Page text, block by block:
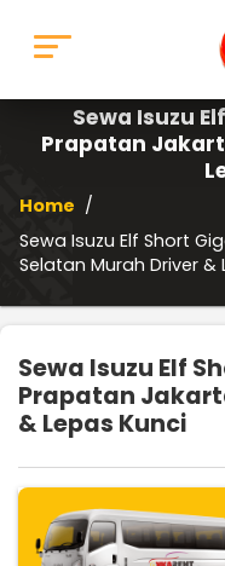
Sewa Isuzu
Prapatan
Home /
Sewa Isuzu Elf Short
Selatan Murah Driver &
Sewa Isuzu Elf
Prapatan
& Lepas Kunci